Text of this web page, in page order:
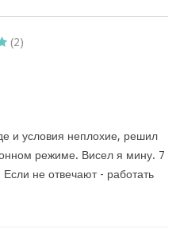
(2)
и условия неплохие, решил
режиме. Висел я мину. 7
не отвечают - работать